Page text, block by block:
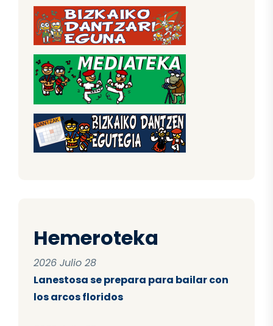
Hemeroteka
2026 Julio 28
Lanestosa se prepara para bailar con
los arcos floridos